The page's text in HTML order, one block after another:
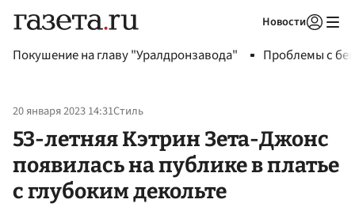
Новости
Покушение на главу "Уралдронзавода" Проблемы с
20 января 2023 14:31Стиль
53-летняя Кэтрин Зета-Джонс
появилась на публике в платье
с глубоким декольте